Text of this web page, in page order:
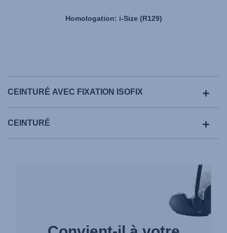
Homologation: i-Size (R129)
CEINTURÉ AVEC FIXATION ISOFIX
CEINTURÉ